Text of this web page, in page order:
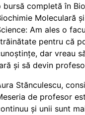
bursă completă în
Moleculară
Am ales o
pentru că
dar vreau
și să devin
Stănculescu,
de profesor
și unii sunt